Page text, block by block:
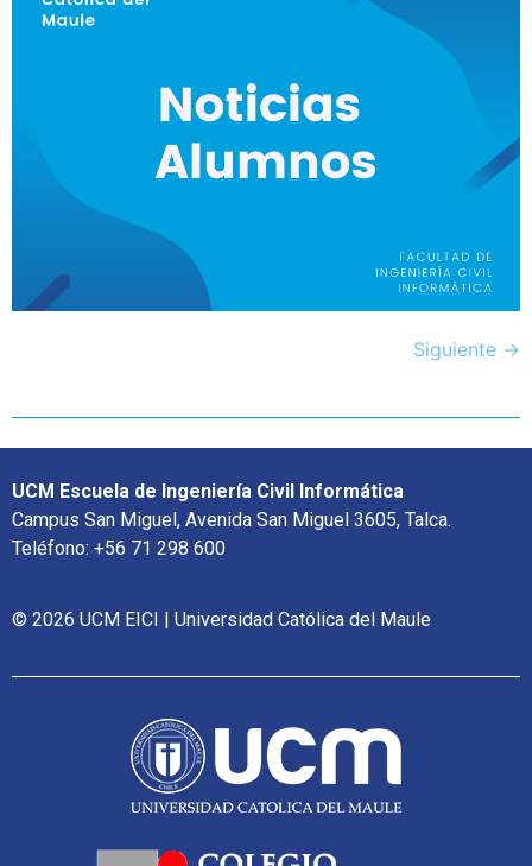
Siguiente →
UCM Escuela de Ingeniería Civil Informática
Campus San Miguel, Avenida San Miguel 3605, Talca.
Teléfono: +56 71 298 600
© 2026 UCM EICI | Universidad Católica del Maule